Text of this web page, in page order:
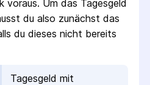
voraus. Um das Tagesgeld
du also zunächst das
du dieses nicht bereits
Tagesgeld mit